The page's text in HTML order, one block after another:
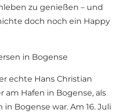
zu genießen – und
doch noch ein Happy
in Bogense
echte Hans Christian
am Hafen in Bogense, als
in Bogense war. Am 16. Juli